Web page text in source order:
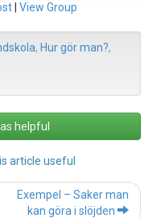
View Group
, Hur gör man?,
helpful
article useful
Exempel – Saker man
kan göra i slöjden